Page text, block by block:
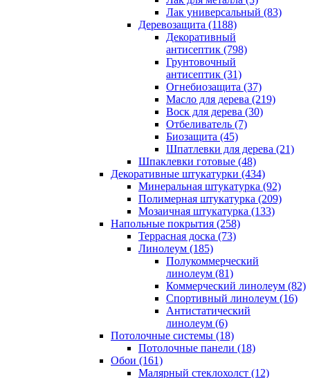
Лак универсальный (83)
Деревозащита (1188)
Декоративный
антисептик (798)
Грунтовочный
антисептик (31)
Огнебиозащита (37)
Масло для дерева (219)
Воск для дерева (30)
Отбеливатель (7)
Биозащита (45)
Шпатлевки для дерева (21)
Шпаклевки готовые (48)
Декоративные штукатурки (434)
Минеральная штукатурка (92)
Полимерная штукатурка (209)
Мозаичная штукатурка (133)
Напольные покрытия (258)
Террасная доска (73)
Линолеум (185)
Полукоммерческий
линолеум (81)
Коммерческий линолеум (82)
Спортивный линолеум (16)
Антистатический
линолеум (6)
Потолочные системы (18)
Потолочные панели (18)
Обои (161)
Малярный стеклохолст (12)